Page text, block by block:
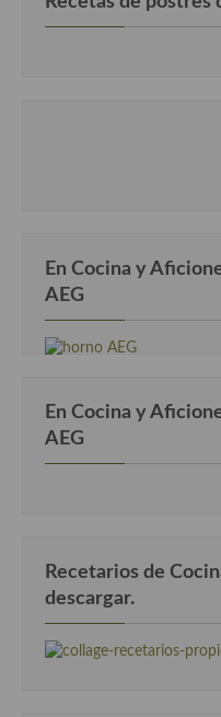
Cocina Turca
En Cocina y
AEG
En Cocina y
AEG
Recetarios de
descargar.